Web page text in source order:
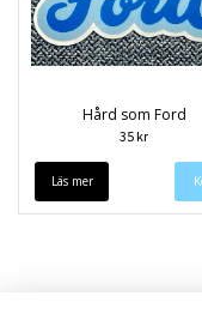
Hård som Ford
35 kr
Läs mer